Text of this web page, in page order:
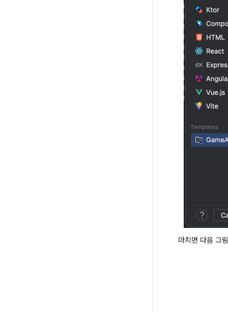
마치면 다음 그